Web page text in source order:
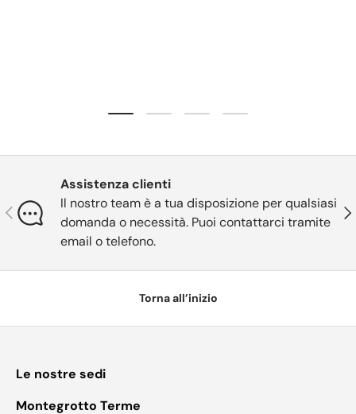
Carica slide 1 di 4
Carica slide 2 di 4
Carica slide 3 di 4
Carica slide 4 di 4
Indietro
Assistenza clienti
Il nostro team è a tua disposizione per qualsiasi
domanda o necessità. Puoi contattarci tramite
email o telefono.
Torna all’inizio
Le nostre sedi
Montegrotto Terme